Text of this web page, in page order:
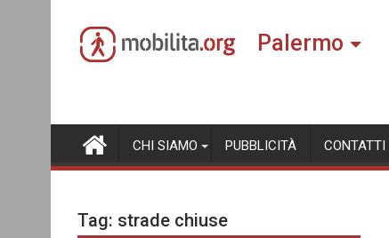
content
Palermo
CHI SIAMO PUBBLICITÀ CONTATTI
Tag: strade chiuse